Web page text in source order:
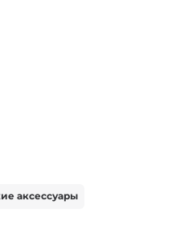
аксессуары